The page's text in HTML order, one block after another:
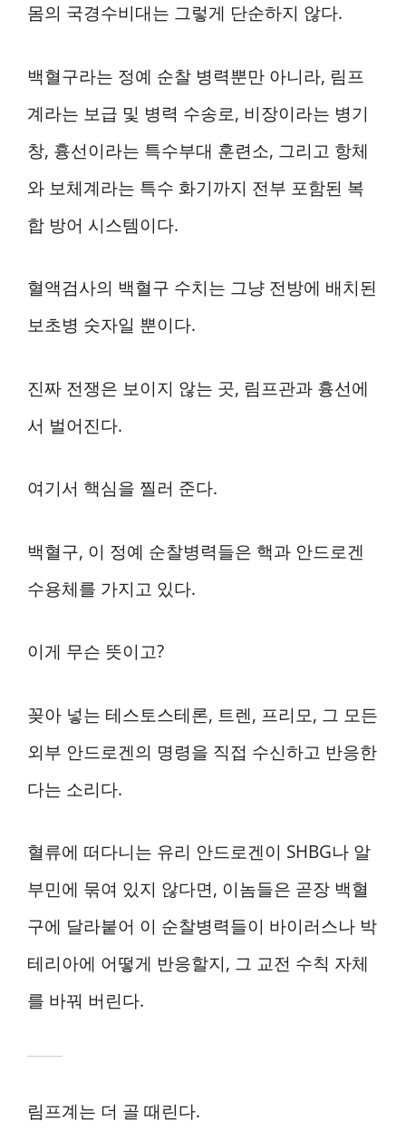
몸의 국경수비대는 그렇게 단순하지 않다.
백혈구라는 정예 순찰 병력뿐만 아니라, 림프
계라는 보급 및 병력 수송로, 비장이라는 병기
창, 흉선이라는 특수부대 훈련소, 그리고 항체
와 보체계라는 특수 화기까지 전부 포함된 복
합 방어 시스템이다.
혈액검사의 백혈구 수치는 그냥 전방에 배치된
보초병 숫자일 뿐이다.
진짜 전쟁은 보이지 않는 곳, 림프관과 흉선에
서 벌어진다.
여기서 핵심을 찔러 준다.
백혈구, 이 정예 순찰병력들은 핵과 안드로겐
수용체를 가지고 있다.
이게 무슨 뜻이고?
꽂아 넣는 테스토스테론, 트렌, 프리모, 그 모든
외부 안드로겐의 명령을 직접 수신하고 반응한
다는 소리다.
혈류에 떠다니는 유리 안드로겐이 SHBG나 알
부민에 묶여 있지 않다면, 이놈들은 곧장 백혈
구에 달라붙어 이 순찰병력들이 바이러스나 박
테리아에 어떻게 반응할지, 그 교전 수칙 자체
를 바꿔 버린다.
림프계는 더 골 때린다.